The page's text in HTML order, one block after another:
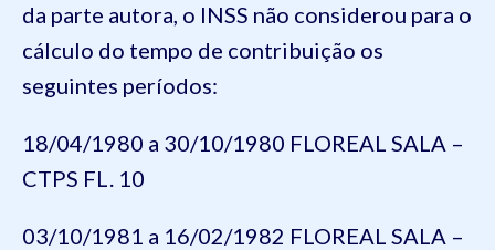
da parte autora, o INSS não considerou para o
cálculo do tempo de contribuição os
seguintes períodos:
18/04/1980 a 30/10/1980 FLOREAL SALA –
CTPS FL. 10
03/10/1981 a 16/02/1982 FLOREAL SALA –